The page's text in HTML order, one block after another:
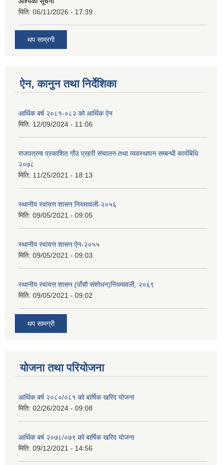
मिति: 06/11/2026 - 17:39
थप साम्रगी
ऐन, कानुन तथा निर्देशिका
आर्थिक बर्ष २०८१-०८२ को आर्थिक ऐन
मिति: 12/09/2024 - 11:06
राजपत्रमा प्रकाशित गाँउ प्रहरी संचालन तथा व्यवस्थापन सम्बन्धी कार्यबिधि
२०७८
मिति: 11/25/2021 - 18:13
स्थानीय स्वायत्त शासन नियमावली-२०५६
मिति: 09/05/2021 - 09:05
स्थानीय स्वायत्त शासन ए‍ेन-२०५५
मिति: 09/05/2021 - 09:03
स्थानीय स्वायत्त शासन (पाँचौ संशोधन)नियमावली, २०६९
मिति: 09/05/2021 - 09:02
थप सामग्री
योजना तथा परियोजना
आर्थिक बर्ष २०८०/०८१ को बार्षिक खरिद योजना
मिति: 02/26/2024 - 09:08
आर्थिक बर्ष २०७८/०७९ को बार्षिक खरिद योजना
मिति: 09/12/2021 - 14:56